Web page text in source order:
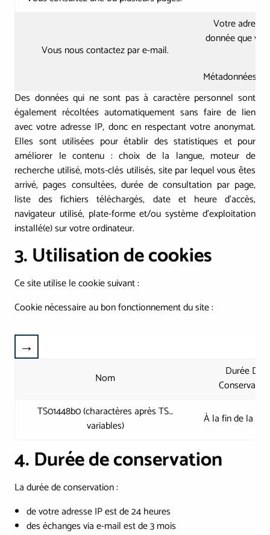
Vous nous contactez par e-mail.
Votre
donnée que
Métadonnées
Des données qui ne sont pas à caractère personnel sont
également récoltées automatiquement sans faire de lien
avec votre adresse IP, donc en respectant votre anonymat.
Elles sont utilisées pour établir des statistiques et pour
améliorer le contenu : choix de la langue, moteur de
recherche utilisé, mots-clés utilisés, site par lequel vous êtes
arrivé, pages consultées, durée de consultation par page,
liste des fichiers téléchargés, date et heure d'accès,
navigateur utilisé, plate-forme et/ou système d'exploitation
installé(e) sur votre ordinateur.
3. Utilisation de cookies
Ce site utilise le cookie suivant :
Cookie nécessaire au bon fonctionnement du site :
Nom
Durée De
Conservation
TS01448b0 (charactères après TS…
variables)
À la fin de la
4. Durée de conservation
La durée de conservation :
de votre adresse IP est de 24 heures
des échanges via e-mail est de 3 mois